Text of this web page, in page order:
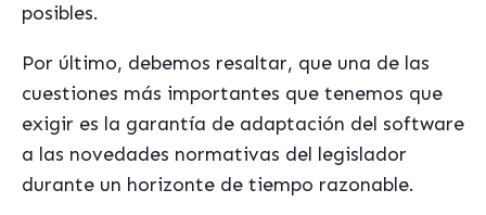
posibles.
Por último, debemos resaltar, que una de las
cuestiones más importantes que tenemos que
exigir es la garantía de adaptación del software
a las novedades normativas del legislador
durante un horizonte de tiempo razonable.